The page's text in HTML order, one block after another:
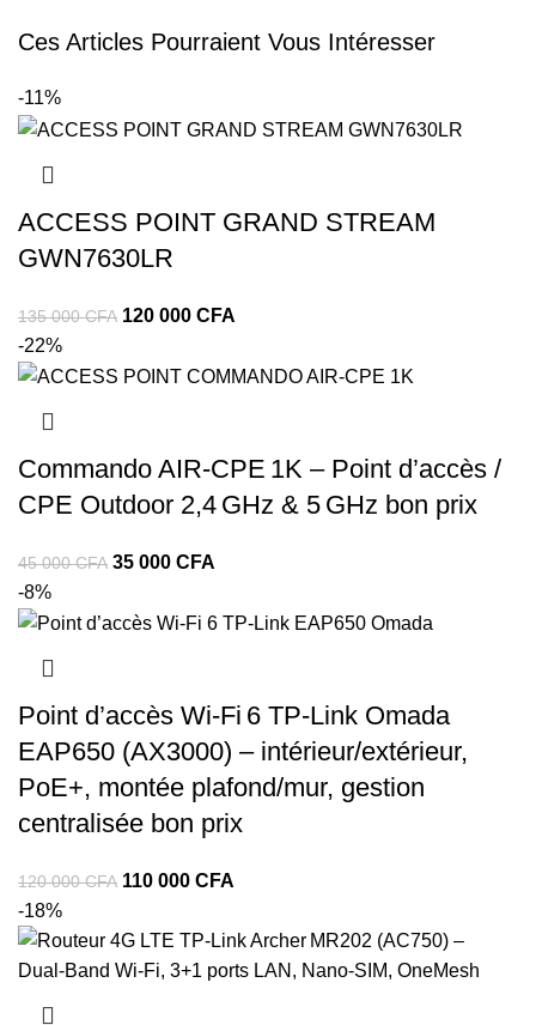
Ces Articles Pourraient Vous Intéresser
-11%
ACCESS POINT GRAND STREAM
GWN7630LR
135 000CFA 120 000 CFA
-22%
Commando AIR‑CPE 1K – Point d’accès /
CPE Outdoor 2,4 GHz & 5 GHz bon prix
45 000CFA 35 000 CFA
-8%
Point d’accès Wi‑Fi 6 TP‑Link Omada
EAP650 (AX3000) – intérieur/extérieur,
PoE+, montée plafond/mur, gestion
centralisée bon prix
120 000CFA 110 000 CFA
-18%